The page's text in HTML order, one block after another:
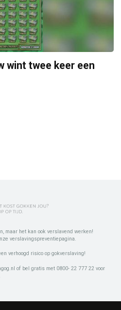
wint twee keer een
maar het kan ook verslavend werken!
verslavingspreventiepagina.
verhoogd risico op gokverslaving!
of bel gratis met 0800- 22 777 22 voor